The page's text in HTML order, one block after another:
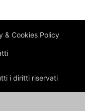
& Cookies Policy
i diritti riservati